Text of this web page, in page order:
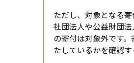
ただし、対象となる
社団法人や公益財団
の寄付は対象外です
たしているかを確認す